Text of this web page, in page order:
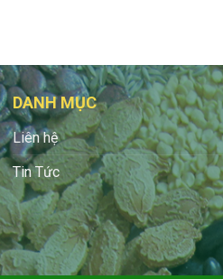
DANH MỤC
Liên hệ
Tin Tức